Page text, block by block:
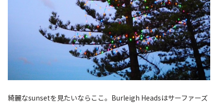
綺麗なsunsetを見たいならここ。Burleigh Headsはサーファーズ